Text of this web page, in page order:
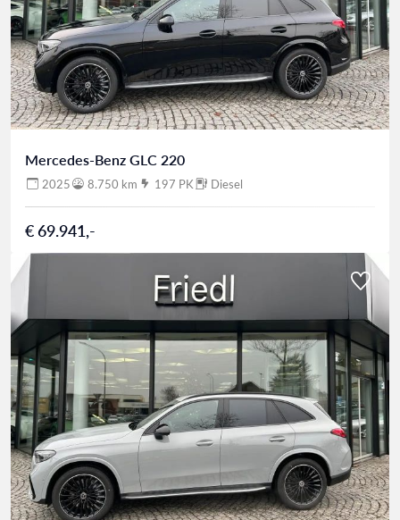
Mercedes-Benz GLC 220
2025 8.750 km 197 PK Diesel
€ 69.941,-